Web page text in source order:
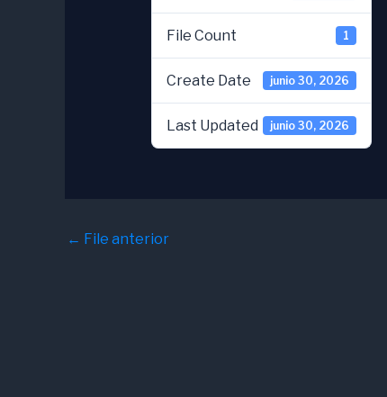
File Count 1
Create Date junio 30, 2026
Last Updated junio 30, 2026
← File anterior